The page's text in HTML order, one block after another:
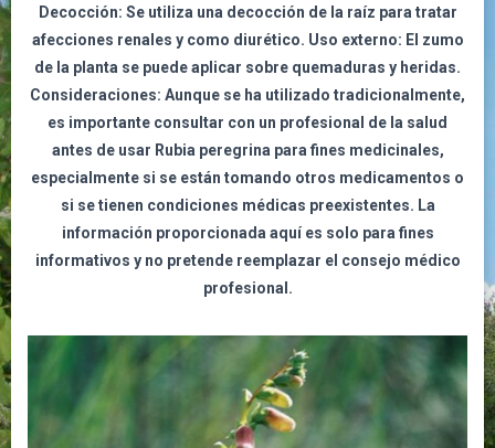
Decocción: Se utiliza una decocción de la raíz para tratar
afecciones renales y como diurético. Uso externo: El zumo
de la planta se puede aplicar sobre quemaduras y heridas.
Consideraciones: Aunque se ha utilizado tradicionalmente,
es importante consultar con un profesional de la salud
antes de usar Rubia peregrina para fines medicinales,
especialmente si se están tomando otros medicamentos o
si se tienen condiciones médicas preexistentes. La
información proporcionada aquí es solo para fines
informativos y no pretende reemplazar el consejo médico
profesional.